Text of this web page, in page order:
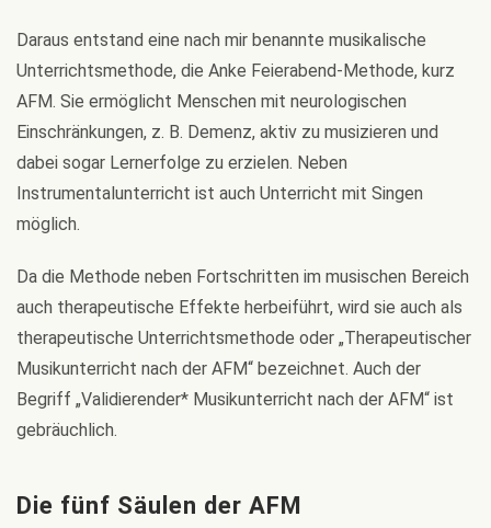
Daraus entstand eine nach mir benannte musikalische
Unterrichtsmethode, die Anke Feierabend-Methode, kurz
AFM. Sie ermöglicht Menschen mit neurologischen
Einschränkungen, z. B. Demenz, aktiv zu musizieren und
dabei sogar Lernerfolge zu erzielen. Neben
Instrumentalunterricht ist auch Unterricht mit Singen
möglich.
Da die Methode neben Fortschritten im musischen Bereich
auch therapeutische Effekte herbeiführt, wird sie auch als
therapeutische Unterrichtsmethode oder „Therapeutischer
Musikunterricht nach der AFM“ bezeichnet. Auch der
Begriff „Validierender* Musikunterricht nach der AFM“ ist
gebräuchlich.
Die fünf Säulen der AFM